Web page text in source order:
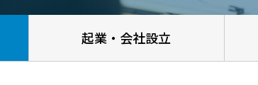
起業・会社設立